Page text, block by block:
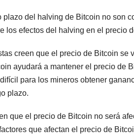
plazo del halving de Bitcoin no son
los efectos del halving en el precio
creen que el precio de Bitcoin se
ayudará a mantener el precio de
para los mineros obtener
plazo.
que el precio de Bitcoin no será
que afectan el precio de